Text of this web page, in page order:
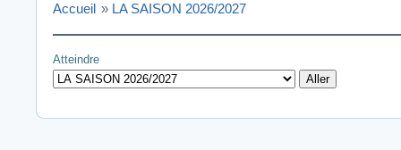
Accueil » LA SAISON 2026/2027
Atteindre